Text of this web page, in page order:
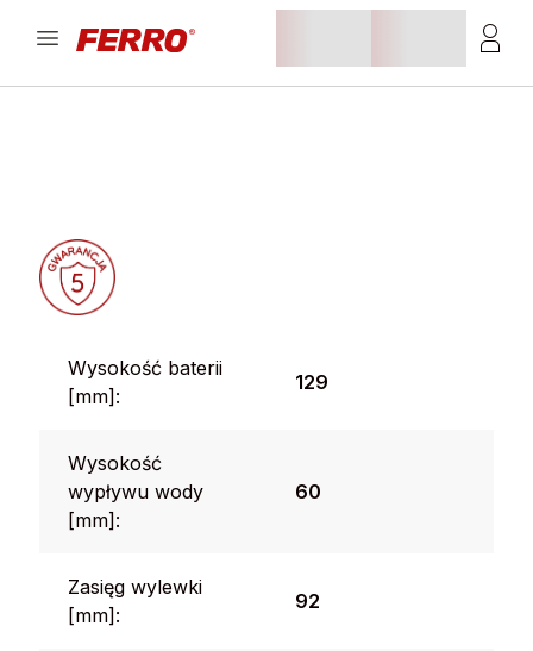
Wysokość baterii
[mm]:
129
Wysokość
wypływu wody
[mm]:
60
Zasięg wylewki
[mm]:
92